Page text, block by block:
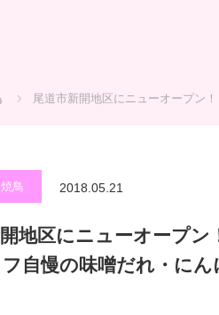
尾道市新開地区にニューオープン
鳥 2018.05.21
地区にニューオープ
自慢の味噌だれ・に